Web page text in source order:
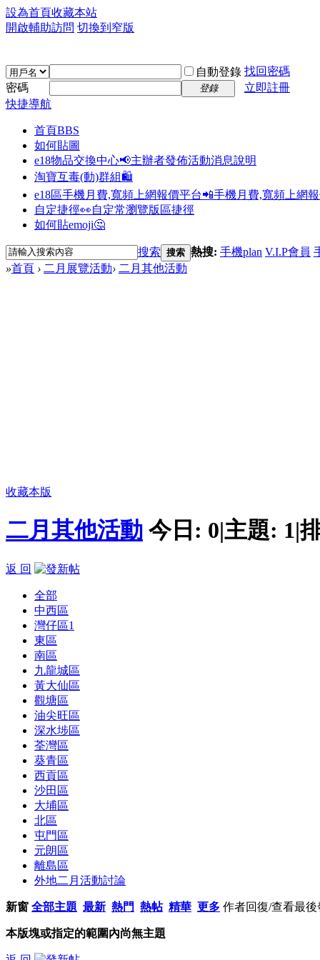
設為首頁收藏本站
開啟輔助訪問 切換到窄版
自動登錄 找回密碼
密碼
登錄
立即註冊
快捷導航
首頁BBS
如何貼圖
e18物品交換中心📢主辦者發佈活動消息說明
淘寶互毒(動)群組🛍️
e18區手機月費,寬頻上網報價平台📲手機月費,寬頻上網
自定捷徑👀自定常瀏覽版區捷徑
如何貼emoji🤔
搜索 搜索 熱搜: 手機plan V.I.P會員
»首頁 › 二月展覽活動› 二月其他活動
收藏本版
二月其他活動 今日: 0|主題: 1|
返 回
全部
中西區
灣仔區1
東區
南區
九龍城區
黃大仙區
觀塘區
油尖旺區
深水埗區
荃灣區
葵青區
西貢區
沙田區
大埔區
北區
屯門區
元朗區
離島區
外地二月活動討論
新窗 全部主題 最新 熱門 熱帖 精華 更多 作者回復/查看最後
本版塊或指定的範圍內尚無主題